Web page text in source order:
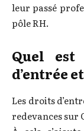
leur passé
pôle RH.
Quel
d’entrée
Les droits
redevances sur